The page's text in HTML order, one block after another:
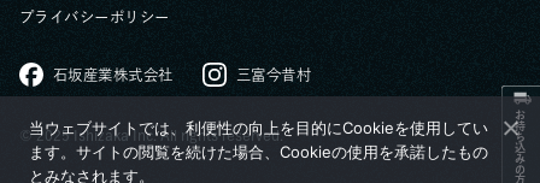
お持ち込みの方へ
プライバシーポリシー
石坂産業株式会社 三富今昔村
© 2025 Ishizaka Inc. All rights reserved.
当ウェブサイトでは、利便性の向上を目的にCookieを使用してい
ます。サイトの閲覧を続けた場合、Cookieの使用を承諾したもの
とみなされます。